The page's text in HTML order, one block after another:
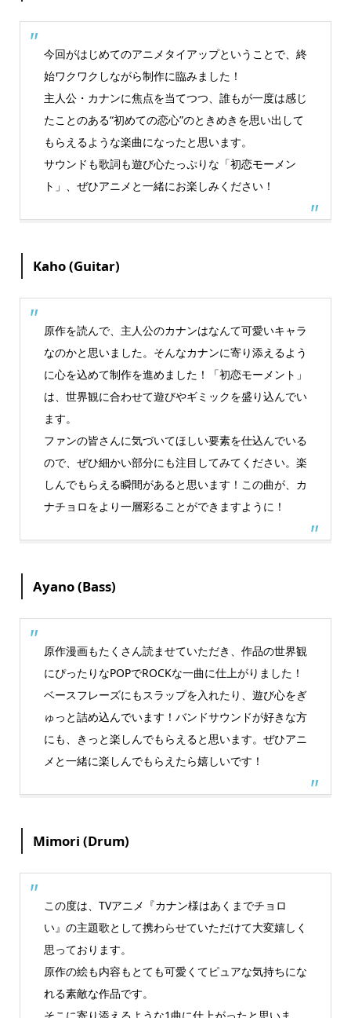
今回がはじめてのアニメタイアップということで、終
始ワクワクしながら制作に臨みました！
主人公・カナンに焦点を当てつつ、誰もが一度は感じ
たことのある“初めての恋心”のときめきを思い出して
もらえるような楽曲になったと思います。
サウンドも歌詞も遊び心たっぷりな「初恋モーメン
ト」、ぜひアニメと一緒にお楽しみください！
Kaho (Guitar)
原作を読んで、主人公のカナンはなんて可愛いキャラ
なのかと思いました。そんなカナンに寄り添えるよう
に心を込めて制作を進めました！「初恋モーメント」
は、世界観に合わせて遊びやギミックを盛り込んでい
ます。
ファンの皆さんに気づいてほしい要素を仕込んでいる
ので、ぜひ細かい部分にも注目してみてください。楽
しんでもらえる瞬間があると思います！この曲が、カ
ナチョロをより一層彩ることができますように！
Ayano (Bass)
原作漫画もたくさん読ませていただき、作品の世界観
にぴったりなPOPでROCKな一曲に仕上がりました！
ベースフレーズにもスラップを入れたり、遊び心をぎ
ゅっと詰め込んでいます！バンドサウンドが好きな方
にも、きっと楽しんでもらえると思います。ぜひアニ
メと一緒に楽しんでもらえたら嬉しいです！
Mimori (Drum)
この度は、TVアニメ『カナン様はあくまでチョロ
い』の主題歌として携わらせていただけて大変嬉しく
思っております。
原作の絵も内容もとても可愛くてピュアな気持ちにな
れる素敵な作品です。